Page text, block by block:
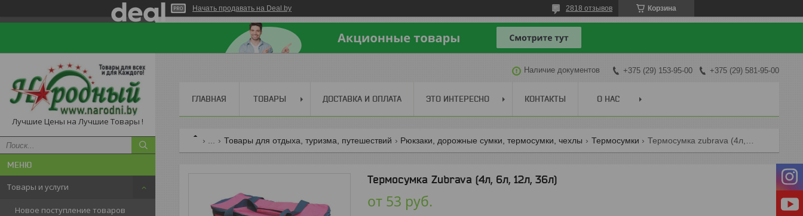
Начать продавать на Deal.by Корзина
2818 отзывов
Лучшие Цены на Лучшие Товары !
Товары и услуги
Новое поступление товаров
Наличие документов +375 (29) 153-95-00 +375 (29) 581-95-00
ГЛАВНАЯ ТОВАРЫ ДОСТАВКА И ОПЛАТА ЭТО ИНТЕРЕСНО КОНТАКТЫ О НАС
Товары для отдыха, туризма, путешествий Рюкзаки, дорожные сумки, термосумки, чехлы Термосумки
Термосумка Zubrava (4л, 6л, 12л, 36л)
от 53 руб.